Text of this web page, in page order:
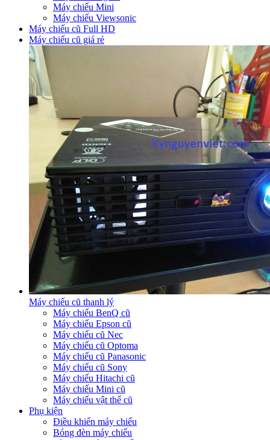
Máy chiếu Mini
Máy chiếu Viewsonic
Máy chiếu cũ Full HD
Máy chiếu cũ giá rẻ
Máy chiếu cũ thanh lý
Máy chiếu BenQ cũ
Máy chiếu Epson cũ
Máy chiếu cũ Nec
Máy chiếu cũ Optoma
Máy chiếu cũ Panasonic
Máy chiếu cũ Sony
Máy chiếu Hitachi cũ
Máy chiếu Mini cũ
Máy chiếu vật thể cũ
Phụ kiện
Điều khiển máy chiếu
Bóng đèn máy chiếu